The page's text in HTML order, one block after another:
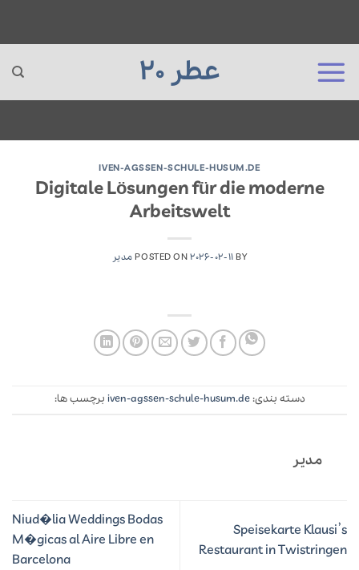
content
عطر 20
IVEN-AGSSEN-SCHULE-HUSUM.DE
Digitale Lösungen für die moderne
Arbeitswelt
POSTED ON2026-02-11 BY مدیر
دسته بندی:iven-agssen-schule-husum.de برچسب ها:
مدیر
Speisekarte Klausi’s
Restaurant in Twistringen
Niud�lia Weddings Bodas
M�gicas al Aire Libre en
Barcelona